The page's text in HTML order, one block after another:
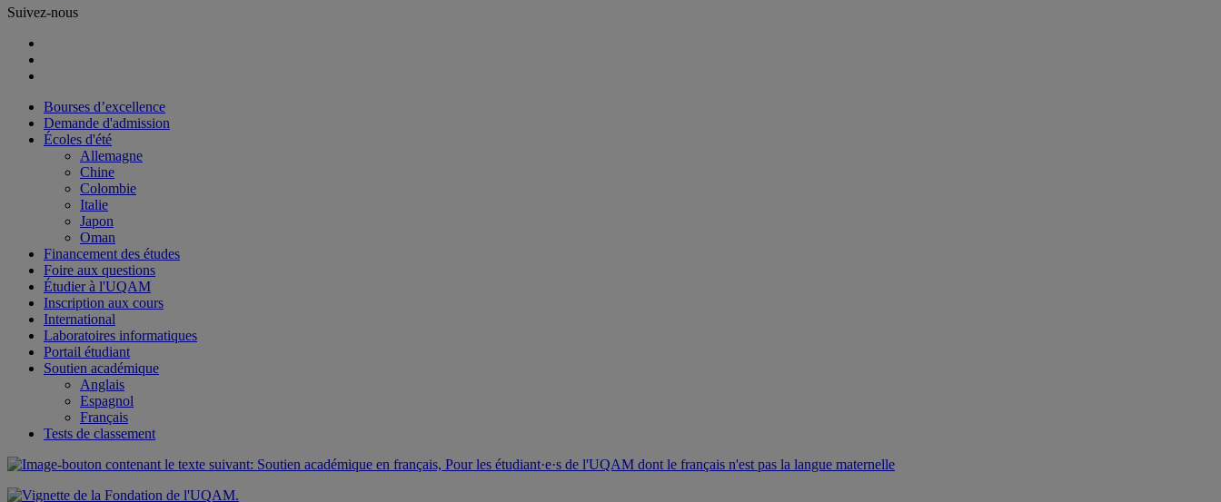
Suivez-nous
Bourses d’excellence
Demande d'admission
Écoles d'été
Allemagne
Chine
Colombie
Italie
Japon
Oman
Financement des études
Foire aux questions
Étudier à l'UQAM
Inscription aux cours
International
Laboratoires informatiques
Portail étudiant
Soutien académique
Anglais
Espagnol
Français
Tests de classement